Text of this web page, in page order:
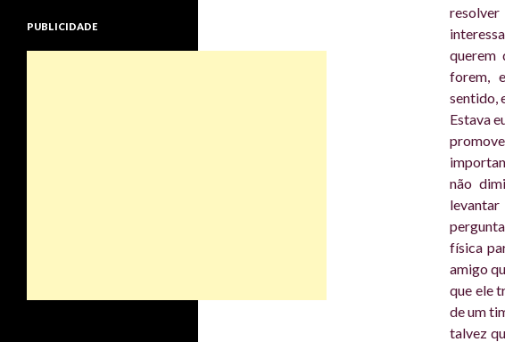
resolver
querem
forem,
sentido,
Estava
não
física
amigo
que ele
de um
talvez
PUBLICIDADE